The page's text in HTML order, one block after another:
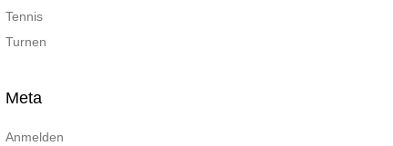
Tennis
Turnen
Meta
Anmelden